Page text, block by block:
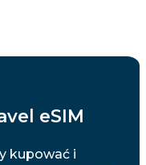
eSIM
kupować i